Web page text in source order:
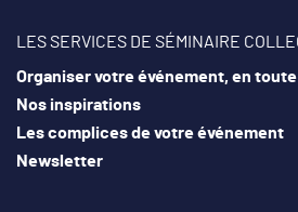
LES SERVICES DE SÉMINAIRE
Organiser votre événement, en
Nos inspirations
Les complices de votre événement
Newsletter